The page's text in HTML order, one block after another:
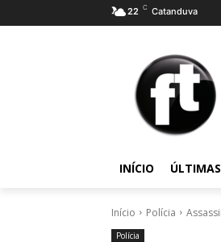
22 C Catanduva
INÍCIO
Início Polícia
Polícia